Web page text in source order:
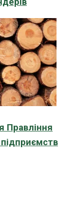
Правління